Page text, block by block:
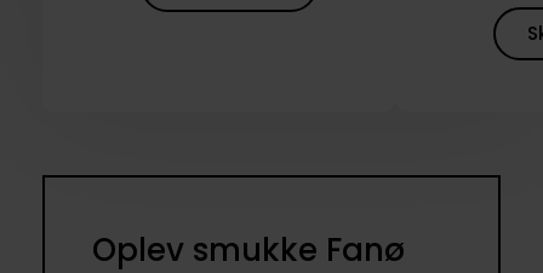
Oplev smukke Fanø